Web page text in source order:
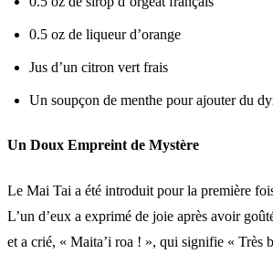
0.5 oz de liqueur d’orange
Jus d’un citron vert frais
Un soupçon de menthe pour ajouter du
Un Doux Empreint de Mystère
Le Mai Tai a été introduit pour la première
L’un d’eux a exprimé de joie après avoir
et a crié, « Maita’i roa ! », qui signifie « Très